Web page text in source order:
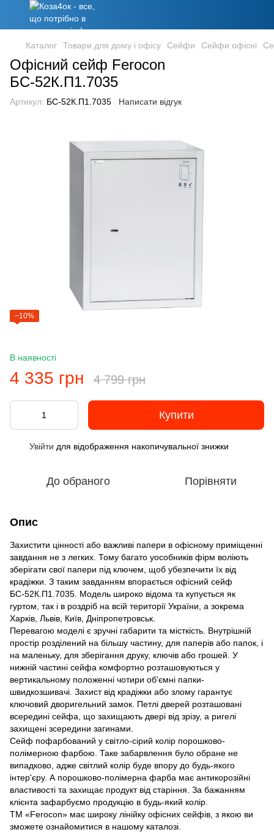
Каталог Товари для дому і офісу Сейфи Сейфи офісні
Офісний сейф Ferocon
БС-52К.П1.7035
Артикул: БС-52К.П1.7035 Написати відгук
−10%
В наявності
4 335 грн 4 799 грн
Купити
Увійти для відображення накопичувальної знижки
До обраного Порівняти
Опис
Захистити цінності або важливі папери в офісному приміщенні
завдання не з легких. Тому багато уособників фірм воліють
зберігати свої папери під ключем, щоб убезпечити їх від
крадіжки. З таким завданням впорається офісний сейф
БС-52К.П1.7035. Модель широко відома та купується як
гуртом, так і в роздріб на всій території України, а зокрема
Харків, Львів, Київ, Дніпропетровськ.
Перевагою моделі є зручні габарити та місткість. Внутрішній
простір розділений на більшу частину, для паперів або папок, і
на маленьку, для зберігання друку, ключів або грошей. У
нижній частині сейфа комфортно розташовуються у
вертикальному положенні чотири об'ємні папки-
швидкозшивачі. Захист від крадіжки або злому гарантує
ключовий дворигельний замок. Петлі дверей розташовані
всередині сейфа, що захищають двері від зрізу, а ригелі
захищені зсередини загинами.
Сейф пофарбований у світло-сірий колір порошково-
полімерною фарбою. Таке забарвлення було обране не
випадково, адже світлий колір буде впору до будь-якого
інтер'єру. А порошково-полімерна фарба має антикорозійні
властивості та захищає продукт від старіння. За бажанням
клієнта зафарбуємо продукцію в будь-який колір.
ТМ «Ferocon» має широку лінійку офісних сейфів, з якою ви
зможете ознайомитися в нашому каталозі.